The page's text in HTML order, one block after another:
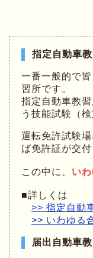
指定自動車
一番一般的で
習所です。
指定自動車教
う技能試験（
運転免許試験
ば免許証が交付
この中に、 い
■詳しくは
>> 指定自動
>> いわゆる
届出自動車